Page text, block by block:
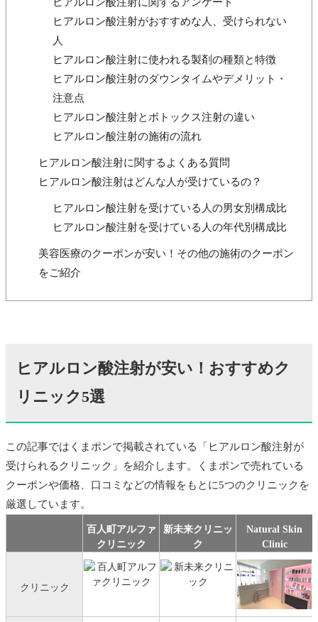
ヒアルロン酸注射に関するアンケート
ヒアルロン酸注射がおすすめな人、受けられない
人
ヒアルロン酸注射に使われる製剤の種類と特徴
ヒアルロン酸注射のダウンタイムやデメリット・
注意点
ヒアルロン酸注射とボトックス注射の違い
ヒアルロン酸注射の施術の流れ
ヒアルロン酸注射に関するよくある質問
ヒアルロン酸注射はどんな人が受けているの？
ヒアルロン酸注射を受けている人の男女別構成比
ヒアルロン酸注射を受けている人の年代別構成比
美容医療のクーポンが安い！その他の施術のクーポン
をご紹介
ヒアルロン酸注射が安い！おすすめク
リニック5選
この記事ではくまポンで掲載されている「ヒアルロン酸注射が
受けられるクリニック」を紹介します。くまポンで売れている
クーポンや価格、口コミなどの情報をもとに5つのクリニックを
厳選しています。
百人町アルファ
クリニック
新未来クリニッ
ク
Natural Skin
Clinic
クリニック